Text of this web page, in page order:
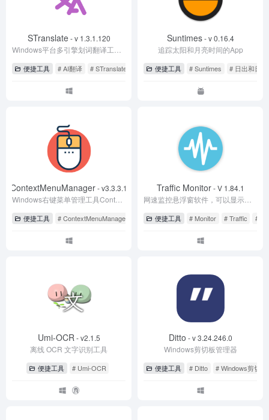
STranslate- v 1.3.1.120
便捷工具 # AI翻译 # STranslate
Suntimes- v 0.16.4
追踪太阳和月亮时间的App
便捷工具 # Suntimes # 日出和日
ContextMenuManager- v3.3.3.1
便捷工具 # ContextMenuManager # Windows右键菜单管理
Traffic Monitor- V 1.84.1
便捷工具 # Monitor # Traffic # 网
Umi-OCR - v2.1.5
离线 OCR 文字识别工具
便捷工具 # Umi-OCR
Ditto - v 3.24.246.0
Windows剪切板管理器
便捷工具 # Ditto # Windows剪切板